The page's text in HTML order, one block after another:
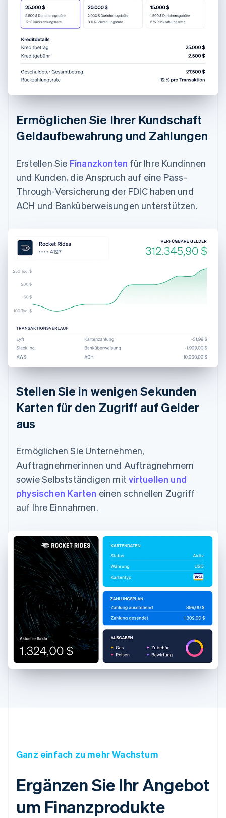
Ermöglichen Sie Ihrer Kundschaft
Geldaufbewahrung und Zahlungen
Erstellen Sie Finanzkonten für Ihre Kundinnen
und Kunden, die Anspruch auf eine Pass-
Through-Versicherung der FDIC haben und
ACH und Banküberweisungen unterstützen.
Stellen Sie in wenigen Sekunden
Karten für den Zugriff auf Gelder
aus
Ermöglichen Sie Unternehmen,
Auftragnehmerinnen und Auftragnehmern
sowie Selbstständigen mitvirtuellen und
physischen Karten einen schnellen Zugriff
auf Ihre Einnahmen.
Ganz einfach zu mehr Wachstum
Ergänzen Sie Ihr Angebot
um Finanzprodukte